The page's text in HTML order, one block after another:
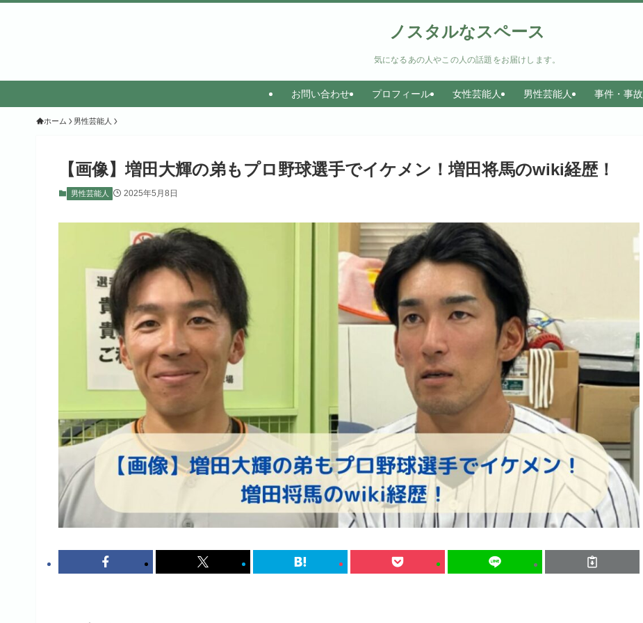
ノスタルなスペース
気になるあの人やこの人の話題をお届けします。
お問い合わせ プロフィール 女性芸能人 男性芸能人 事件・事故
ホーム 男性芸能人
【画像】増田大輝の弟もプロ野球選手でイケメン！増田将馬のwiki経歴！
男性芸能人 2025年5月8日